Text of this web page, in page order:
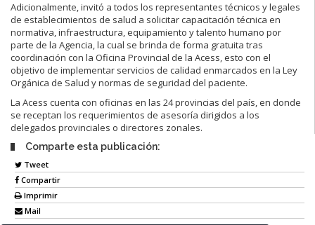
Adicionalmente, invitó a todos los representantes técnicos y legales
de establecimientos de salud a solicitar capacitación técnica en
normativa, infraestructura, equipamiento y talento humano por
parte de la Agencia, la cual se brinda de forma gratuita tras
coordinación con la Oficina Provincial de la Acess, esto con el
objetivo de implementar servicios de calidad enmarcados en la Ley
Orgánica de Salud y normas de seguridad del paciente.
La Acess cuenta con oficinas en las 24 provincias del país, en donde
se receptan los requerimientos de asesoría dirigidos a los
delegados provinciales o directores zonales.
Comparte esta publicación:
Tweet
Compartir
Imprimir
Mail